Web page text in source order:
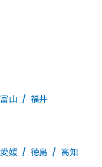
富山 福井
愛媛 徳島 高知